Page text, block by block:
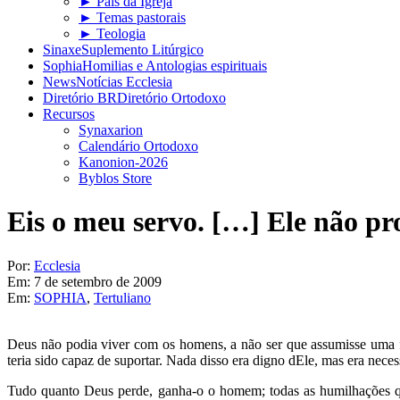
► Temas pastorais
► Teologia
SinaxeSuplemento Litúrgico
SophiaHomilias e Antologias espirituais
NewsNotícias Ecclesia
Diretório BRDiretório Ortodoxo
Recursos
Synaxarion
Calendário Ortodoxo
Kanonion-2026
Byblos Store
Eis o meu servo. […] Ele não
Por: Ecclesia
Em: 7 de setembro de 2009
Em: SOPHIA, Tertuliano
Deus não podia viver com os homens, a não ser que assumisse
teria sido capaz de suportar. Nada disso era digno dEle, mas era
Tudo quanto Deus perde, ganha-o o homem; todas as